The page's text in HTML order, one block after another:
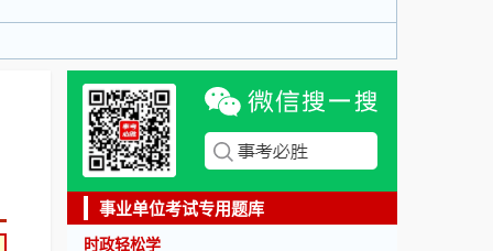
事业单位考试专用题库
时政轻松学